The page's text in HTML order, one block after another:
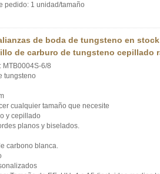
pedido: 1 unidad/tamaño
de boda de tungsteno en
de carburo de tungsteno cepillado
MTB0004S-6/8
tungsteno
cualquier tamaño que necesite
y cepillado
planos y biselados.
carbono blanca.